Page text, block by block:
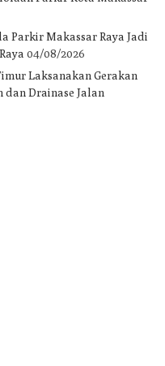
Parkir Makassar Raya Jadi
04/08/2026
Laksanakan Gerakan
Drainase Jalan